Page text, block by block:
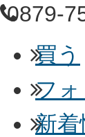
0879-
買う
フ
新着